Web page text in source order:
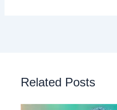
Related Posts